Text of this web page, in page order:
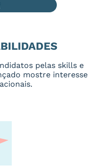
pelas skills e
mostre interesse